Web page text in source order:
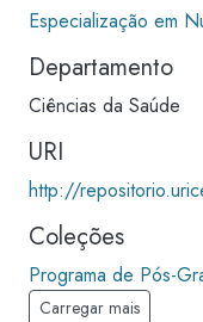
Especialização em
Departamento
Ciências da Saúde
URI
http://
Coleções
Programa de Pós-
Carregar mais